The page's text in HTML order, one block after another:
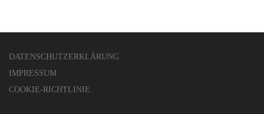
DATENSCHUTZERKLÄRUNG
IMPRESSUM
COOKIE-RICHTLINIE